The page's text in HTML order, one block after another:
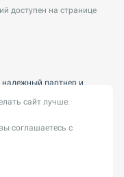
доступен на странице
партнер и
и оптимизируем
персональных
сайт лучше.
соглашаетесь с